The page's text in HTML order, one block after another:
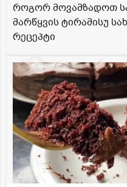
როგორ მოვამზადოთ
მარწყვის ტირამისუ
რეცეპტი